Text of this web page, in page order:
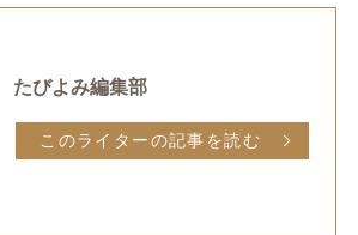
たびよみ編集部
このライターの記事を読む